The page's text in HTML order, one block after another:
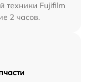
техники Fujifilm
2 часов.